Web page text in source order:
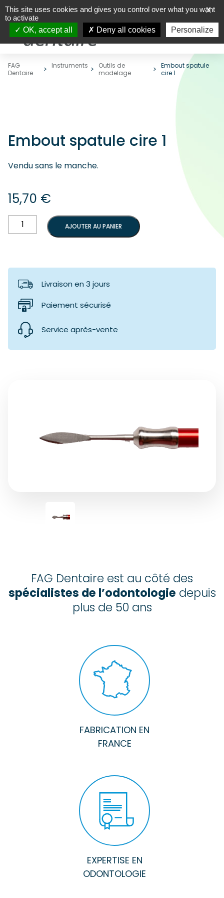
FAG
Dentaire
Instruments
Outils de
modelage
Embout spatule
cire 1
Embout spatule cire 1
Vendu sans le manche.
15,70 €
quantité
1
AJOUTER AU PANIER
Livraison en 3 jours
Paiement sécurisé
Service après-vente
FAG Dentaire est au côté des
spécialistes de l’odontologie depuis
plus de 50 ans
FABRICATION EN
FRANCE
EXPERTISE EN
ODONTOLOGIE
X
This site uses cookies and gives you control over what you want
to activate
OK, accept all
Deny all cookies Personalize